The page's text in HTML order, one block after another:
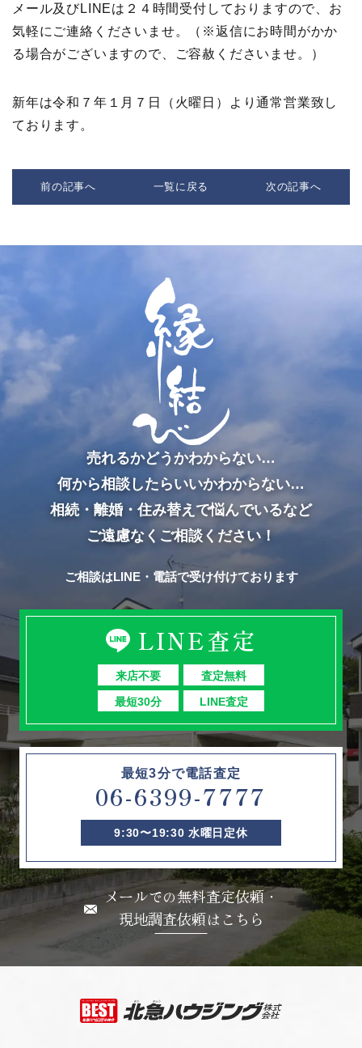
メール及びLINEは２４時間受付しておりますので、お
気軽にご連絡くださいませ。（※返信にお時間がかか
る場合がございますので、ご容赦くださいませ。）
新年は令和７年１月７日（火曜日）より通常営業致し
ております。
前の記事へ 一覧に戻る 次の記事へ
売れるかどうかわからない…
何から相談したらいいかわからない…
相続・離婚・住み替えで悩んでいるなど
ご遠慮なくご相談ください！
ご相談はLINE・電話で受け付けております
LINE査定
来店不要
査定無料
最短30分
LINE査定
最短3分で電話査定
06-6399-7777
9:30〜19:30 水曜日定休
メールでの無料査定依頼・
現地調査依頼はこちら